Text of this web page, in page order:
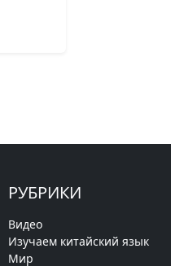
РУБРИКИ
Видео
Изучаем китайский язык
Мир